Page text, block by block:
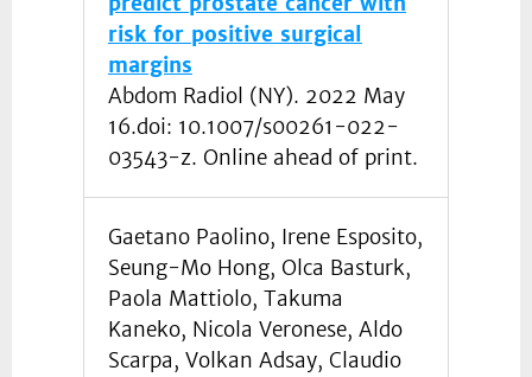
risk for positive surgical
margins
Abdom Radiol (NY). 2022 May
16.doi: 10.1007/s00261-022-
03543-z. Online ahead of print.
Gaetano Paolino, Irene Esposito,
Seung-Mo Hong, Olca Basturk,
Paola Mattiolo, Takuma
Kaneko, Nicola Veronese, Aldo
Scarpa, Volkan Adsay, Claudio